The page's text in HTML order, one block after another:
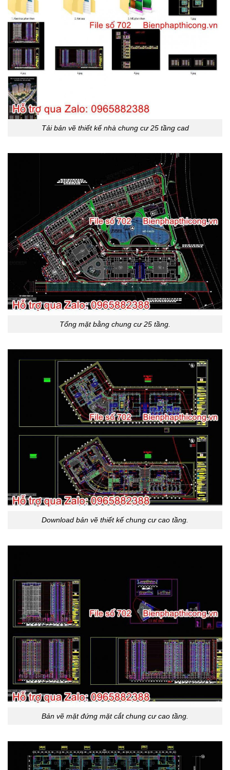
Tải bản vẽ thiết kế nhà chung cư 25 tầng cad
Tổng mặt bằng chung cư 25 tầng.
Download bản vẽ thiết kế chung cư cao tầng.
Bản vẽ mặt đứng mặt cắt chung cư cao tầng.